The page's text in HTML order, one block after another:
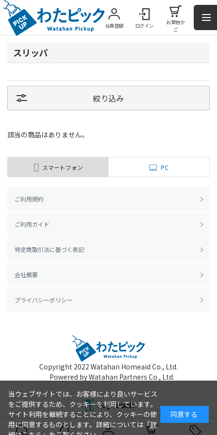
会員登録 ログイン
お買物か
ご
スリッパ
絞り込み
該当の商品はありません。
スマートフォン PC
ご利用規約
ご利用ガイド
特定商取引法に基づく表記
会社概要
プライバシーポリシー
Copyright 2022 Watahan Homeaid Co., Ltd.
Powered by Watahan Partners Co., Ltd.
当ウェブサイトでは、お客様により良いサービス
をご提供するため、クッキーを利用しています。
サイト利用を継続することにより、クッキーの使
用に同意するものとします。詳細については「詳
同意する